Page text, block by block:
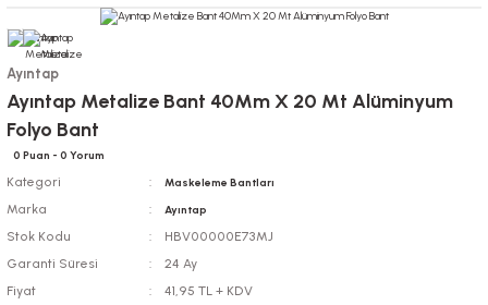
Ayıntap
Ayıntap Metalize Bant 40Mm X 20 Mt Alüminyum
Folyo Bant
0 Puan - 0 Yorum
Kategori Maskeleme Bantları
Marka Ayıntap
Stok Kodu
HBV00000E73MJ
Garanti Süresi
24 Ay
Fiyat
41,95 TL + KDV